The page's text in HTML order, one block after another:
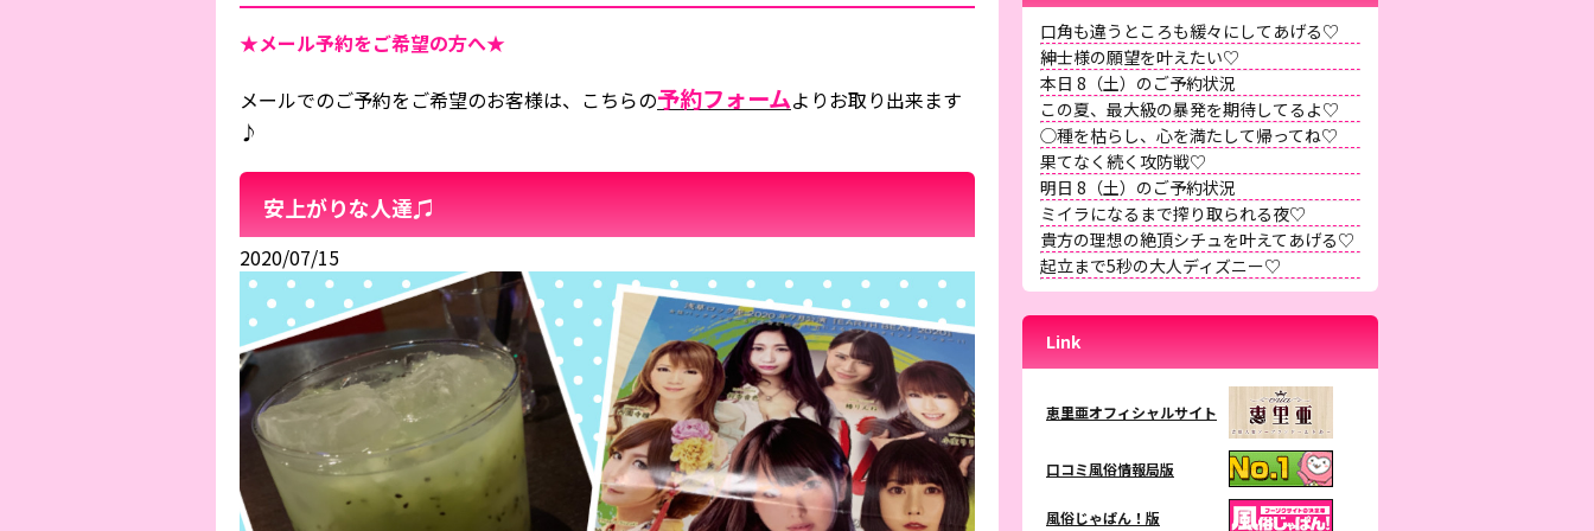
★メール予約をご希望の方へ★
メールでのご予約をご希望のお客様は、こちらの予約フォームよりお取り出来ます
♪
安上がりな人達♫
2020/07/15
口角も違うところも緩々にしてあげる♡
紳士様の願望を叶えたい♡
本日 8（土）のご予約状況
この夏、最大級の暴発を期待してるよ♡
◯種を枯らし、心を満たして帰ってね♡
果てなく続く攻防戦♡
明日 8（土）のご予約状況
ミイラになるまで搾り取られる夜♡
貴方の理想の絶頂シチュを叶えてあげる♡
起立まで5秒の大人ディズニー♡
Link
恵里亜オフィシャルサイト
口コミ風俗情報局版
風俗じゃぱん！版